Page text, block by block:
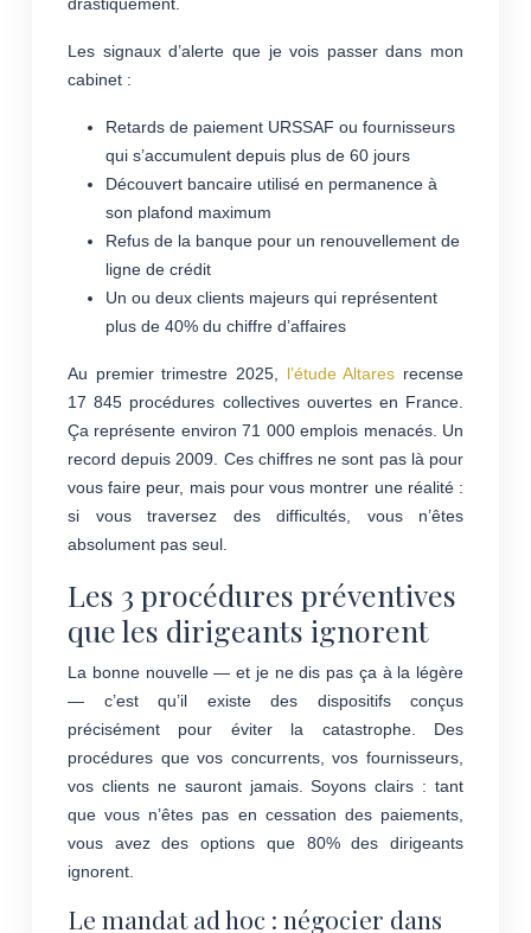
Les signaux d’alerte que je vois passer dans mon
cabinet :
Retards de paiement URSSAF ou fournisseurs
qui s’accumulent depuis plus de 60 jours
Découvert bancaire utilisé en permanence à
son plafond maximum
Refus de la banque pour un renouvellement de
ligne de crédit
Un ou deux clients majeurs qui représentent
plus de 40% du chiffre d’affaires
Au premier trimestre 2025, l’étudeAltares recense
17 845 procédures collectives ouvertes en France.
Ça représente environ 71 000 emplois menacés. Un
record depuis 2009. Ces chiffres ne sont pas là pour
vous faire peur, mais pour vous montrer une réalité :
si vous traversez des difficultés, vous n’êtes
absolument pas seul.
Les 3 procédures préventives
que les dirigeants ignorent
La bonne nouvelle — et je ne dis pas ça à la légère
— c’est qu’il existe des dispositifs conçus
précisément pour éviter la catastrophe. Des
procédures que vos concurrents, vos fournisseurs,
vos clients ne sauront jamais. Soyons clairs : tant
que vous n’êtes pas en cessation des paiements,
vous avez des options que 80% des dirigeants
ignorent.
Le mandat ad hoc : négocier dans